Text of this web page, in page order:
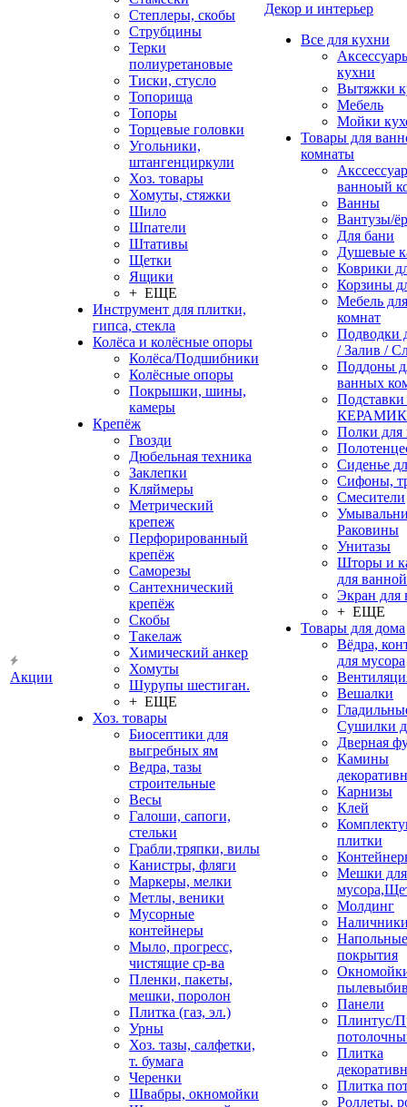
Акции
Степлеры, скобы
Струбцины
Терки
полиуретановые
Тиски, стусло
Топорища
Топоры
Торцевые головки
Угольники,
штангенциркули
Хоз. товары
Хомуты, стяжки
Шило
Шпатели
Штативы
Щетки
Ящики
+ ЕЩЕ
Инструмент для плитки,
гипса, стекла
Колёса и колёсные опоры
Колёса/Подшибники
Колёсные опоры
Покрышки, шины,
камеры
Крепёж
Гвозди
Дюбельная техника
Заклепки
Кляймеры
Метрический
крепеж
Перфорированный
крепёж
Саморезы
Сантехнический
крепёж
Скобы
Такелаж
Химический анкер
Хомуты
Шурупы шестиган.
+ ЕЩЕ
Хоз. товары
Биосептики для
выгребных ям
Ведра, тазы
строительные
Весы
Галоши, сапоги,
стельки
Грабли,тряпки, вилы
Канистры, фляги
Маркеры, мелки
Метлы, веники
Мусорные
контейнеры
Мыло, прогресс,
чистящие ср-ва
Пленки, пакеты,
мешки, поролон
Плитка (газ, эл.)
Урны
Хоз. тазы, салфетки,
т. бумага
Черенки
Швабры, окномойки
Декор и интерьер
Все для кухни
кухни
Вытяжки
Мебель
Мойки
Товары для
комнаты
ванноый
Ванны
Вантузы/
Для бани
Душевые
Коврики
Корзины
Мебель
комнат
Подводки
/ Залив /
Поддоны
ванных
Полки для
Сиденье
Сифоны,
Смесители
Раковины
Унитазы
Шторы и
для ванной
Экран для
+ ЕЩЕ
Товары для дома
Вёдра,
для мусора
Вешалки
Сушилки
Дверная
Камины
Карнизы
Клей
плитки
Мешки для
Молдинг
Напольные
покрытия
Панели
Плинтус/
Плитка
Плитка
Роллеты,